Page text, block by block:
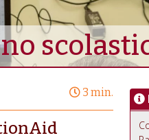
3 min.